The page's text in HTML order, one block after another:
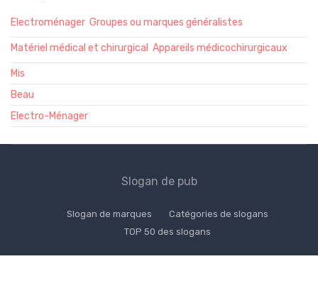
Electroménager Groupes ou marques généralistes
Matériel médical et chirurgical Appareils médicochirurgicaux
Mis
Beau
Electro-Ménager
Slogan de pub
Slogan de marques
Catégories de slogans
TOP 50 des slogans